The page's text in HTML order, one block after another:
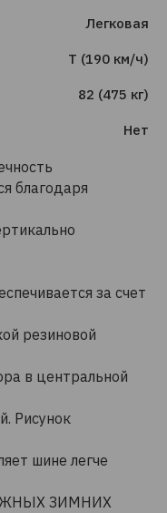
Легковая
T (190 км/ч)
82 (475 кг)
Нет
благодаря
за счет
резиновой
в центральной
Рисунок
шине легче
ЗИМНИХ